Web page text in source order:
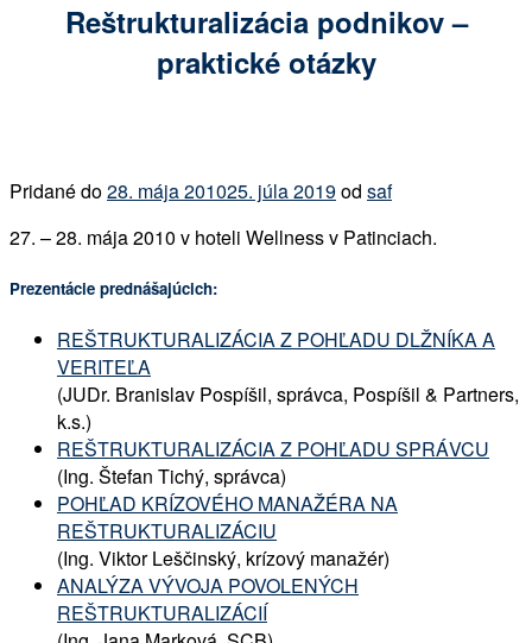
Reštrukturalizácia podnikov –
praktické otázky
Pridané do28. mája 201025. júla 2019od saf
27. – 28. mája 2010 v hoteli Wellness v Patinciach.
Prezentácie prednášajúcich:
REŠTRUKTURALIZÁCIA Z POHĽADU DLŽNÍKA A
VERITEĽA
(JUDr. Branislav Pospíšil, správca, Pospíšil & Partners,
k.s.)
REŠTRUKTURALIZÁCIA Z POHĽADU SPRÁVCU
(Ing. Štefan Tichý, správca)
POHĽAD KRÍZOVÉHO MANAŽÉRA NA
REŠTRUKTURALIZÁCIU
(Ing. Viktor Leščinský, krízový manažér)
ANALÝZA VÝVOJA POVOLENÝCH
REŠTRUKTURALIZÁCIÍ